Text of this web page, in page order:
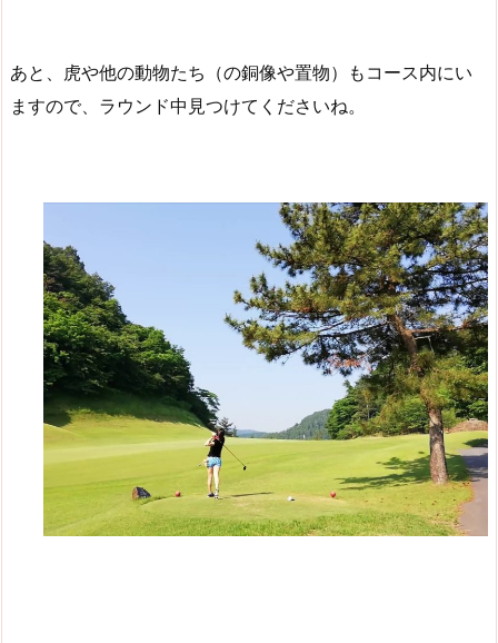
あと、虎や他の動物たち（の銅像や置物）もコース内にい
ますので、ラウンド中見つけてくださいね。